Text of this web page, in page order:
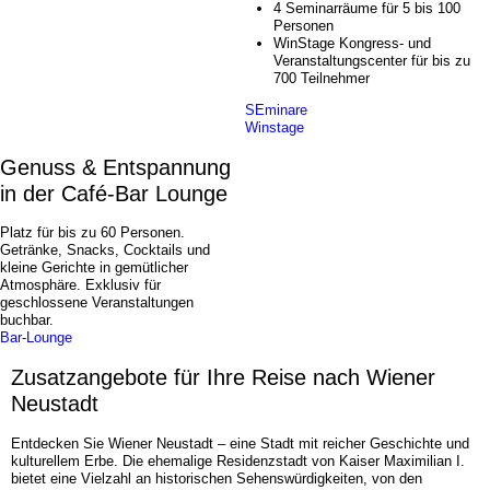
4 Seminarräume für 5 bis 100
Personen
WinStage Kongress- und
Veranstaltungscenter für bis zu
700 Teilnehmer
SEminare
Winstage
Genuss & Entspannung
in der Café-Bar Lounge
Platz für bis zu 60 Personen.
Getränke, Snacks, Cocktails und
kleine Gerichte in gemütlicher
Atmosphäre. Exklusiv für
geschlossene Veranstaltungen
buchbar.
Bar-Lounge
Zusatzangebote für Ihre Reise nach Wiener
Neustadt
Entdecken Sie Wiener Neustadt – eine Stadt mit reicher Geschichte und
kulturellem Erbe. Die ehemalige Residenzstadt von Kaiser Maximilian I.
bietet eine Vielzahl an historischen Sehenswürdigkeiten, von den